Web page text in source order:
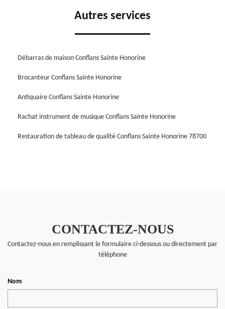
Autres services
Débarras de maison Conflans Sainte Honorine
Brocanteur Conflans Sainte Honorine
Antiquaire Conflans Sainte Honorine
Rachat instrument de musique Conflans Sainte Honorine
Restauration de tableau de qualité Conflans Sainte Honorine 78700
CONTACTEZ-NOUS
Contactez-nous en remplissant le formulaire ci-dessous ou directement par
téléphone
Nom